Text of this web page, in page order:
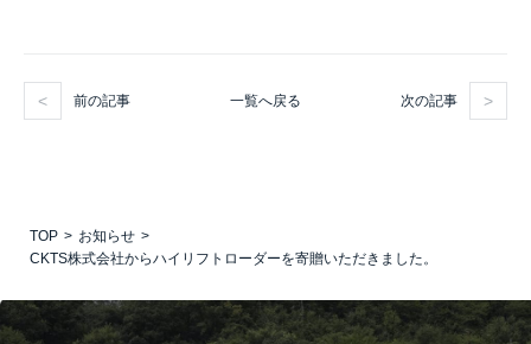
前の記事 一覧へ戻る 次の記事
TOP
お知らせ
CKTS株式会社からハイリフトローダーを寄贈いただきました。